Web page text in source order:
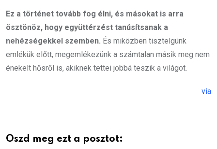
Ez a történet tovább fog élni, és másokat is arra
ösztönöz, hogy együttérzést tanúsítsanak a
nehézségekkel szemben. És miközben tisztelgünk
emlékük előtt, megemlékezünk a számtalan másik meg nem
énekelt hősről is, akiknek tettei jobbá teszik a világot.
via
Oszd meg ezt a posztot: